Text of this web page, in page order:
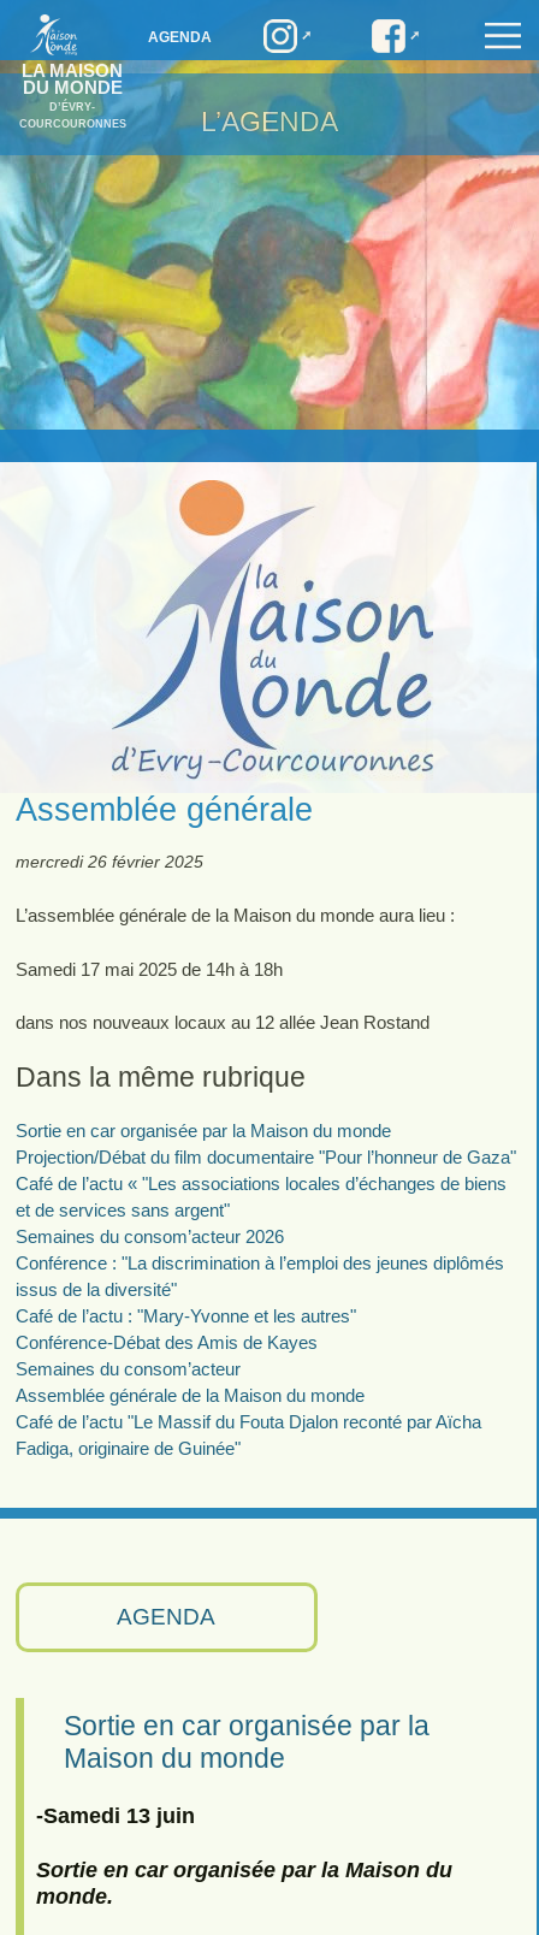
LA MAISON
DU MONDE
D’ÉVRY-
COURCOURONNES
AGENDA
L’AGENDA
AGENDA
Sortie en car organisée par la
Maison du monde
-Samedi 13 juin
Sortie en car organisée par la Maison du
monde.
Assemblée générale
mercredi 26 février 2025
L’assemblée générale de la Maison du monde aura lieu :
Samedi 17 mai 2025 de 14h à 18h
dans nos nouveaux locaux au 12 allée Jean Rostand
Dans la même rubrique
Sortie en car organisée par la Maison du monde
Projection/Débat du film documentaire "Pour l’honneur de Gaza"
Café de l’actu « "Les associations locales d’échanges de biens
et de services sans argent"
Semaines du consom’acteur 2026
Conférence : "La discrimination à l’emploi des jeunes diplômés
issus de la diversité"
Café de l’actu : "Mary-Yvonne et les autres"
Conférence-Débat des Amis de Kayes
Semaines du consom’acteur
Assemblée générale de la Maison du monde
Café de l’actu "Le Massif du Fouta Djalon reconté par Aïcha
Fadiga, originaire de Guinée"